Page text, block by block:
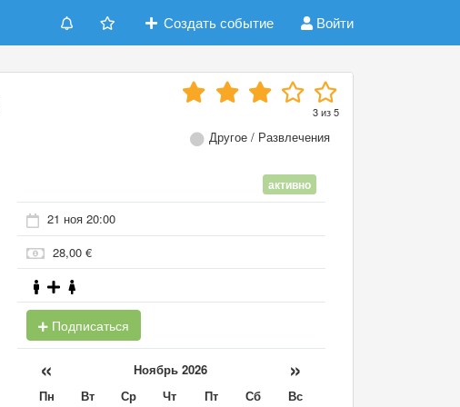
Создать событие Войти
3из5
Другое / Развлечения
активно
21 ноя 20:00
28,00 €
Подписаться
« Ноябрь 2026 »
Пн Вт Ср Чт Пт Сб
Вс